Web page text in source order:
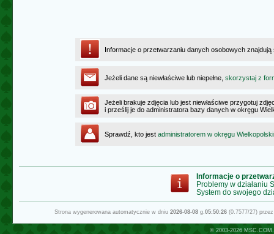
Informacje o przetwarzaniu danych osobowych
Jeżeli dane są niewłaściwe lub niepełne, skorzystaj z
Jeżeli brakuje zdjęcia lub jest niewłaściwe przygotuj
i prześlij je do administratora bazy danych w okręgu
Sprawdź, kto jest administratorem w okręgu
Informacje o
Problemy w działaniu
System do swojego
Strona wygenerowana automatycznie w dniu 2026-08-08g.05:50:26(0.7577/27)
© 2003-2026